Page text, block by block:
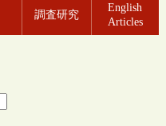
調査研究
English
Articles